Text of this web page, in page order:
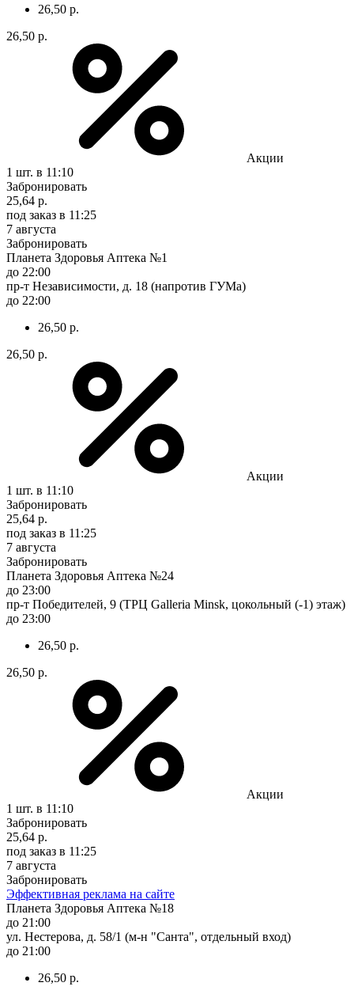
26,50 р.
26,50 р.
Акции
1 шт. в 11:10
Забронировать
25,64 р.
под заказ в 11:25
7 августа
Забронировать
Планета Здоровья Аптека №1
до 22:00
пр-т Независимости, д. 18 (напротив ГУМа)
до 22:00
26,50 р.
26,50 р.
Акции
1 шт. в 11:10
Забронировать
25,64 р.
под заказ в 11:25
7 августа
Забронировать
Планета Здоровья Аптека №24
до 23:00
пр-т Победителей, 9 (ТРЦ Galleria Minsk, цокольный (-1) этаж)
до 23:00
26,50 р.
26,50 р.
Акции
1 шт. в 11:10
Забронировать
25,64 р.
под заказ в 11:25
7 августа
Забронировать
Эффективная реклама на сайте
Планета Здоровья Аптека №18
до 21:00
ул. Нестерова, д. 58/1 (м-н "Санта", отдельный вход)
до 21:00
26,50 р.